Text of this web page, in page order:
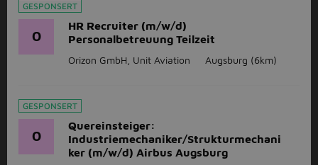
GESPONSERT
O
HR Recruiter (m/w/d)
Personalbetreuung Teilzeit
Orizon GmbH, Unit Aviation Augsburg (6km)
GESPONSERT
O
Quereinsteiger:
Industriemechaniker/Strukturmechani
ker (m/w/d) Airbus Augsburg